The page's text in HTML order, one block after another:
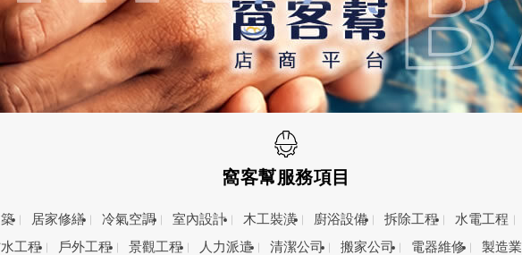
窩客幫服務項目
居家修繕 冷氣空調 室內設計 木工裝潢 廚浴設備 拆除工程
水電工程
工程 戶外工程 景觀工程 人力派遣 清潔公司 搬家公司 電器維修
製造業